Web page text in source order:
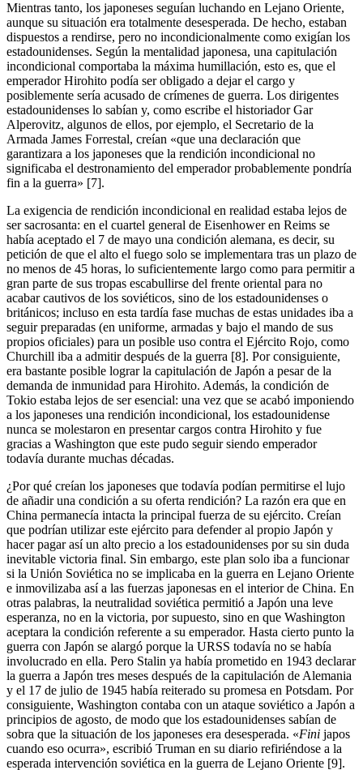
Mientras tanto, los japoneses seguían luchando en Lejano Oriente,
aunque su situación era totalmente desesperada. De hecho, estaban
dispuestos a rendirse, pero no incondicionalmente como exigían los
estadounidenses. Según la mentalidad japonesa, una capitulación
incondicional comportaba la máxima humillación, esto es, que el
emperador Hirohito podía ser obligado a dejar el cargo y
posiblemente sería acusado de crímenes de guerra. Los dirigentes
estadounidenses lo sabían y, como escribe el historiador Gar
Alperovitz, algunos de ellos, por ejemplo, el Secretario de la
Armada James Forrestal, creían «que una declaración que
garantizara a los japoneses que la rendición incondicional no
significaba el destronamiento del emperador probablemente pondría
fin a la guerra» [7].
La exigencia de rendición incondicional en realidad estaba lejos de
ser sacrosanta: en el cuartel general de Eisenhower en Reims se
había aceptado el 7 de mayo una condición alemana, es decir, su
petición de que el alto el fuego solo se implementara tras un plazo de
no menos de 45 horas, lo suficientemente largo como para permitir a
gran parte de sus tropas escabullirse del frente oriental para no
acabar cautivos de los soviéticos, sino de los estadounidenses o
británicos; incluso en esta tardía fase muchas de estas unidades iba a
seguir preparadas (en uniforme, armadas y bajo el mando de sus
propios oficiales) para un posible uso contra el Ejército Rojo, como
Churchill iba a admitir después de la guerra [8]. Por consiguiente,
era bastante posible lograr la capitulación de Japón a pesar de la
demanda de inmunidad para Hirohito. Además, la condición de
Tokio estaba lejos de ser esencial: una vez que se acabó imponiendo
a los japoneses una rendición incondicional, los estadounidense
nunca se molestaron en presentar cargos contra Hirohito y fue
gracias a Washington que este pudo seguir siendo emperador
todavía durante muchas décadas.
¿Por qué creían los japoneses que todavía podían permitirse el lujo
de añadir una condición a su oferta rendición? La razón era que en
China permanecía intacta la principal fuerza de su ejército. Creían
que podrían utilizar este ejército para defender al propio Japón y
hacer pagar así un alto precio a los estadounidenses por su sin duda
inevitable victoria final. Sin embargo, este plan solo iba a funcionar
si la Unión Soviética no se implicaba en la guerra en Lejano Oriente
e inmovilizaba así a las fuerzas japonesas en el interior de China. En
otras palabras, la neutralidad soviética permitió a Japón una leve
esperanza, no en la victoria, por supuesto, sino en que Washington
aceptara la condición referente a su emperador. Hasta cierto punto la
guerra con Japón se alargó porque la URSS todavía no se había
involucrado en ella. Pero Stalin ya había prometido en 1943 declarar
la guerra a Japón tres meses después de la capitulación de Alemania
y el 17 de julio de 1945 había reiterado su promesa en Potsdam. Por
consiguiente, Washington contaba con un ataque soviético a Japón a
principios de agosto, de modo que los estadounidenses sabían de
sobra que la situación de los japoneses era desesperada. «Fini japos
cuando eso ocurra», escribió Truman en su diario refiriéndose a la
esperada intervención soviética en la guerra de Lejano Oriente [9].